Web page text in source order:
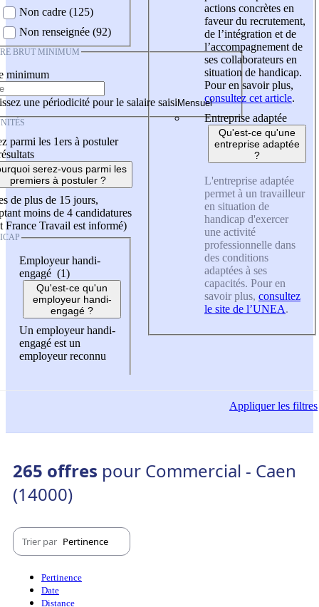
Non cadre (125)
Non renseignée (92)
BRUT MINIMUM
minimum
une périodicité pour le salaire saisi
parmi les 1ers à postuler
serez-vous parmi les
premiers à postuler ?
de plus de 15 jours,
moins de 4 candidatures
France Travail est informé)
Employeur handi-
engagé (1)
Qu'est-ce qu'un
employeur handi-
engagé ?
Un employeur handi-
engagé est un
employeur reconnu
actions concrètes en
faveur du recrutement,
de l’intégration et de
l’accompagnement de
ses collaborateurs en
situation de handicap.
Pour en savoir plus,
consultez cet article.
Entreprise adaptée
Qu'est-ce qu'une
entreprise adaptée
?
L'entreprise adaptée
permet à un travailleur
en situation de
handicap d'exercer
une activité
professionnelle dans
des conditions
adaptées à ses
capacités. Pour en
savoir plus, consultez
le site de l’UNEA.
Appliquerles filtres
265 offres pour Commercial - Caen
(14000)
Trier par Pertinence
Pertinence
Date
Distance